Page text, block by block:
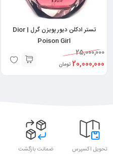
تستر ادکلن دیور پویزن گرل | Dior
Poison Girl
25,000,000
20,000,000 تومان
تحویل اکسپرس ضمانت بازگشت